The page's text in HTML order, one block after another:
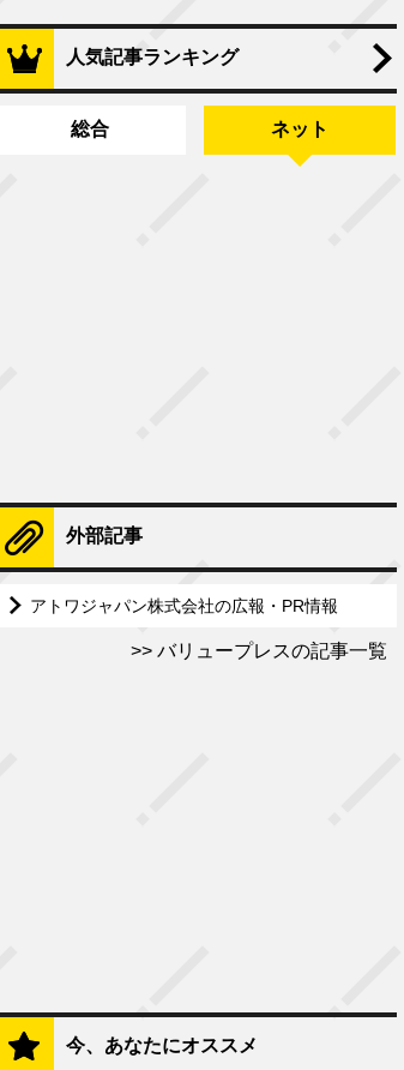
人気記事ランキング
総合 ネット
外部記事
アトワジャパン株式会社の広報・PR情報
バリュープレスの記事一覧
今、あなたにオススメ